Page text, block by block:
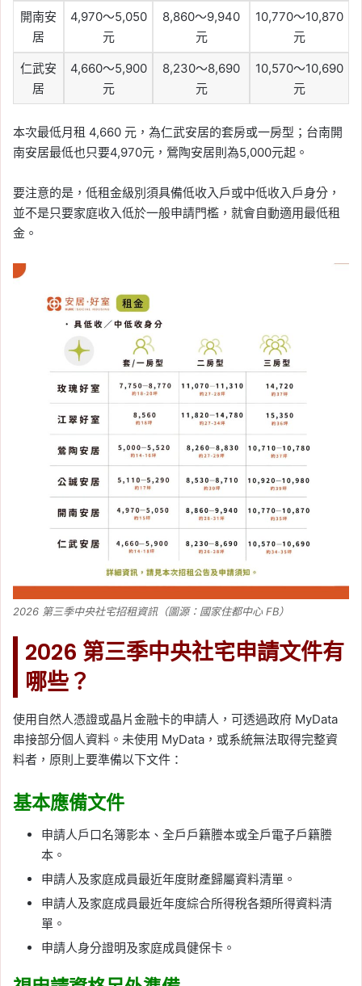
開南安
居
4,970～5,050
元
8,860～9,940
元
10,770～10,870
元
仁武安
居
4,660～5,900
元
8,230～8,690
元
10,570～10,690
元
本次最低月租 4,660 元，為仁武安居的套房或一房型；台南開
南安居最低也只要4,970元，鶯陶安居則為5,000元起。
要注意的是，低租金級別須具備低收入戶或中低收入戶身分，
並不是只要家庭收入低於一般申請門檻，就會自動適用最低租
金。
2026 第三季中央社宅招租資訊（圖源：國家住都中心 FB）
2026 第三季中央社宅申請文件有
哪些？
使用自然人憑證或晶片金融卡的申請人，可透過政府 MyData
串接部分個人資料。未使用 MyData，或系統無法取得完整資
料者，原則上要準備以下文件：
基本應備文件
申請人戶口名簿影本、全戶戶籍謄本或全戶電子戶籍謄
本。
申請人及家庭成員最近年度財產歸屬資料清單。
申請人及家庭成員最近年度綜合所得稅各類所得資料清
單。
申請人身分證明及家庭成員健保卡。